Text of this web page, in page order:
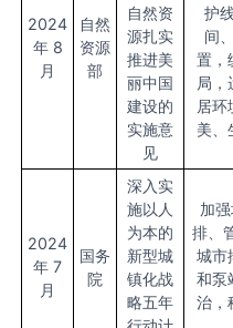
2024
年 8
月
自然
资源
部
自然资
源扎实
推进美
丽中国
建设的
实施意
见
护
间
置，
局，
居环
美、
2024
年 7
月
国务
院
深入实
施以人
为本的
新型城
镇化战
略五年
加
排、
城市
和泵
治，